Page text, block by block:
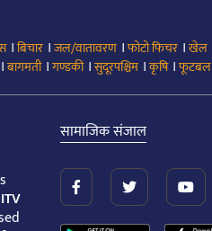
।बिचार ।जल/वातावरण ।फोटो फिचर ।खेल
।बागमती।गण्डकी।सुदूरपश्चिम ।कृषि।फूटबल
सामाजिक संजाल